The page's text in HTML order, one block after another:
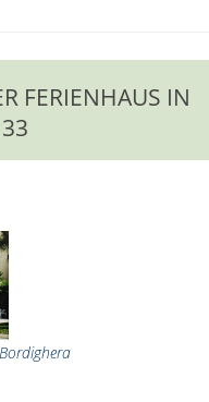
FERIENHAUS IN